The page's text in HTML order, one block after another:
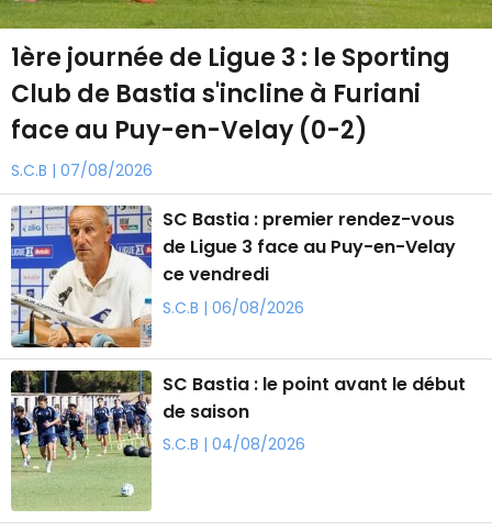
1ère journée de Ligue 3 : le Sporting
Club de Bastia s'incline à Furiani
face au Puy-en-Velay (0-2)
S.C.B | 07/08/2026
SC Bastia : premier rendez-vous
de Ligue 3 face au Puy-en-Velay
ce vendredi
S.C.B | 06/08/2026
SC Bastia : le point avant le début
de saison
S.C.B | 04/08/2026